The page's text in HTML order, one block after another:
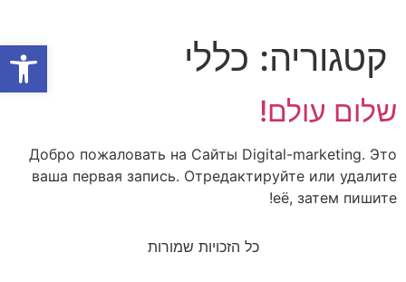
פתח קטגוריה: כללי
שלום עולם!
Добро пожаловать на Сайты Digital-marketing. Это
ваша первая запись. Отредактируйте или удалите
её, затем пишите!
כל הזכויות שמורות